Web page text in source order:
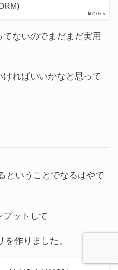
GitHub
ないのでまだまだ実用
ればいいかなと思って
ということでなるはやで
プットして
作りました。